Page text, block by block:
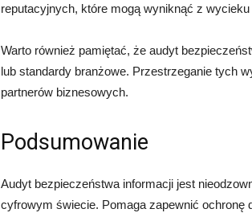
reputacyjnych, które mogą wyniknąć z
Warto również pamiętać, że audyt
lub standardy branżowe. Przestrzeganie tych
partnerów biznesowych.
Podsumowanie
Audyt bezpieczeństwa informacji jest
cyfrowym świecie. Pomaga zapewnić